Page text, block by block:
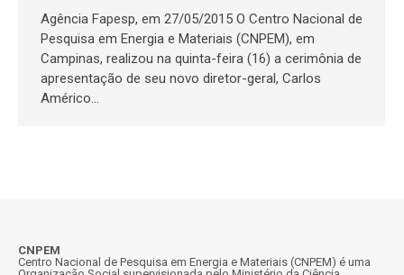
Agência Fapesp, em 27/05/2015 O Centro Nacional de
Pesquisa em Energia e Materiais (CNPEM), em
Campinas, realizou na quinta-feira (16) a cerimônia de
apresentação de seu novo diretor-geral, Carlos
Américo…
CNPEM
Centro Nacional de Pesquisa em Energia e Materiais (CNPEM) é uma